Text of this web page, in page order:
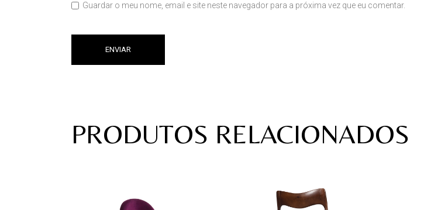
Guardar o meu nome, email e site neste navegador para a próxima vez que eu comentar.
ENVIAR
PRODUTOS RELACIONADOS